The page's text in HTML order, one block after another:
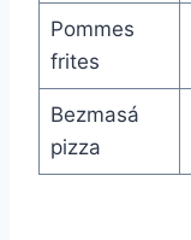
Pommes
frites
Bezmasá
pizza